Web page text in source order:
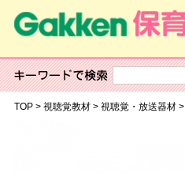
TOP> 視聴覚教材> 視聴覚・放送器材>